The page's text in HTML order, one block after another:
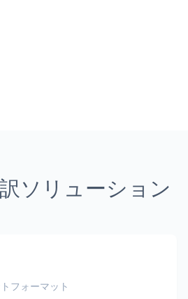
ソリューション
フォーマット